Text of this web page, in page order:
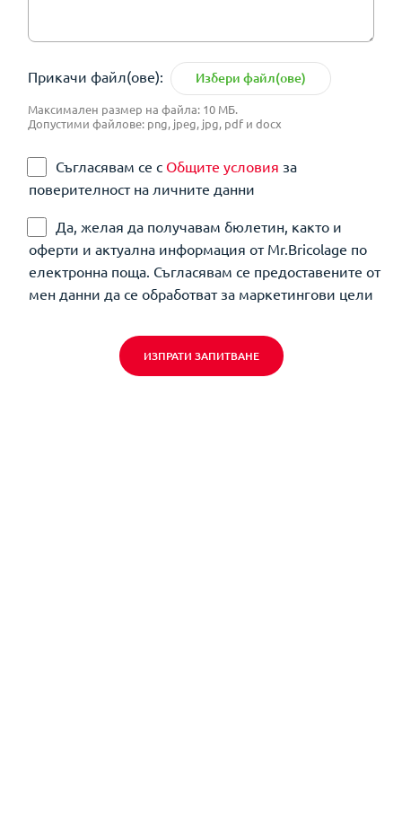
Прикачи файл(ове): Избери файл(ове)
Максимален размер на файла: 10 МБ.
Допустими файлове: png, jpeg, jpg, pdf и docx
Съгласявам се с Общите условия за
поверителност на личните данни
Да, желая да получавам бюлетин, както и
оферти и актуална информация от Mr.Bricolage по
електронна поща. Съгласявам се предоставените от
мен данни да се обработват за маркетингови цели
ИЗПРАТИ ЗАПИТВАНЕ